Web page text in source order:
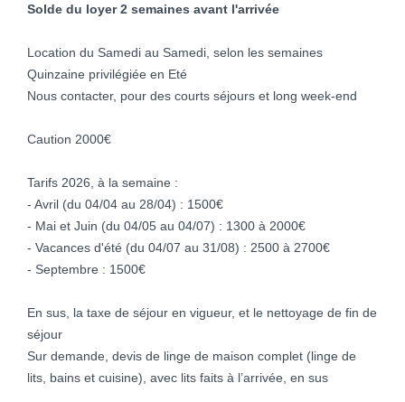
Solde du loyer 2 semaines avant l'arrivée
Location du Samedi au Samedi, selon les semaines
Quinzaine privilégiée en Eté
Nous contacter, pour des courts séjours et long week-end
Caution 2000€
Tarifs 2026, à la semaine :
- Avril (du 04/04 au 28/04) : 1500€
- Mai et Juin (du 04/05 au 04/07) : 1300 à 2000€
- Vacances d'été (du 04/07 au 31/08) : 2500 à 2700€
- Septembre : 1500€
En sus, la taxe de séjour en vigueur, et le nettoyage de fin de
séjour
Sur demande, devis de linge de maison complet (linge de
lits, bains et cuisine), avec lits faits à l’arrivée, en sus